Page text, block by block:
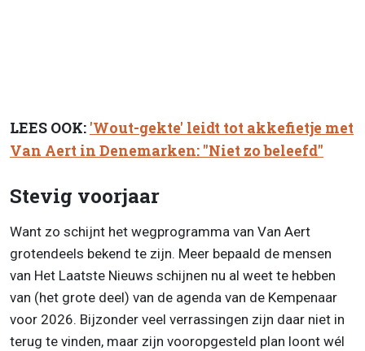
LEES OOK: 'Wout-gekte' leidt tot akkefietje met
Van Aert in Denemarken: "Niet zo beleefd"
Stevig voorjaar
Want zo schijnt het wegprogramma van Van Aert
grotendeels bekend te zijn. Meer bepaald de mensen
van Het Laatste Nieuws schijnen nu al weet te hebben
van (het grote deel) van de agenda van de Kempenaar
voor 2026. Bijzonder veel verrassingen zijn daar niet in
terug te vinden, maar zijn vooropgesteld plan loont wél